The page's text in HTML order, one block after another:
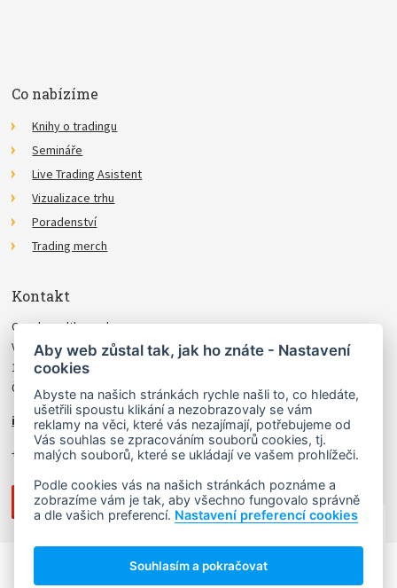
Co nabízíme
Knihy o tradingu
Semináře
Live Trading Asistent
Vizualizace trhu
Poradenství
Trading merch
Kontakt
Czechwealth, spol. s r.o.
Višňová 4
140 00 Praha 4
Česká Republika
info@czechwealth.cz
+420 226 804 571 (9–12 hod.)
NAHORU ↑
Copyright © 2006 - 2026 Ludvík Turek.
Aby web zůstal tak, jak ho znáte - Nastavení
cookies
Abyste na našich stránkách rychle našli to, co hledáte,
ušetřili spoustu klikání a nezobrazovaly se vám
reklamy na věci, které vás nezajímají, potřebujeme od
Vás souhlas se zpracováním souborů cookies, tj.
malých souborů, které se ukládají ve vašem prohlížeči.
Podle cookies vás na našich stránkách poznáme a
zobrazíme vám je tak, aby všechno fungovalo správně
a dle vašich preferencí. Nastavení preferencí cookies
Souhlasím a pokračovat